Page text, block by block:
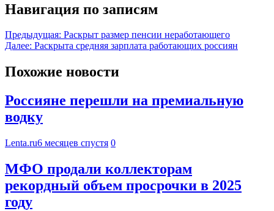
Навигация по записям
Предыдущая: Раскрыт размер пенсии неработающего
Далее: Раскрыта средняя зарплата работающих россиян
Похожие новости
Россияне перешли на премиальную
водку
Lenta.ru6 месяцев спустя 0
МФО продали коллекторам
рекордный объем просрочки в 2025
году